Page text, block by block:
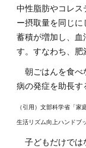
中性脂肪やコレス
ー摂取量を同じ
蓄積が増加し、血
す。すなわち、肥
朝ごはんを食べ
病の発症を助長す
（引用）文部科学省「
生活リズム向上ハンドブ
子どもだけでは